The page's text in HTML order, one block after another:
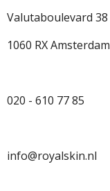
Valutaboulevard 38
1060 RX Amsterdam
020 - 610 77 85
info@royalskin.nl